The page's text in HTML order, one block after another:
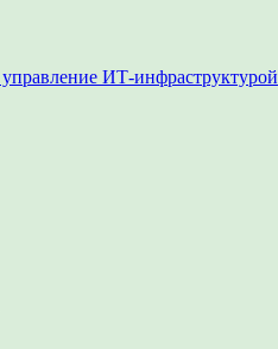
ИТ-инфраструктурой